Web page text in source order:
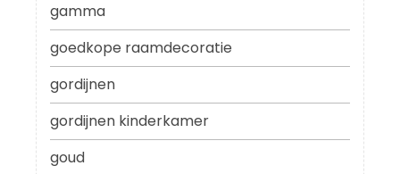
gamma
goedkope raamdecoratie
gordijnen
gordijnen kinderkamer
goud